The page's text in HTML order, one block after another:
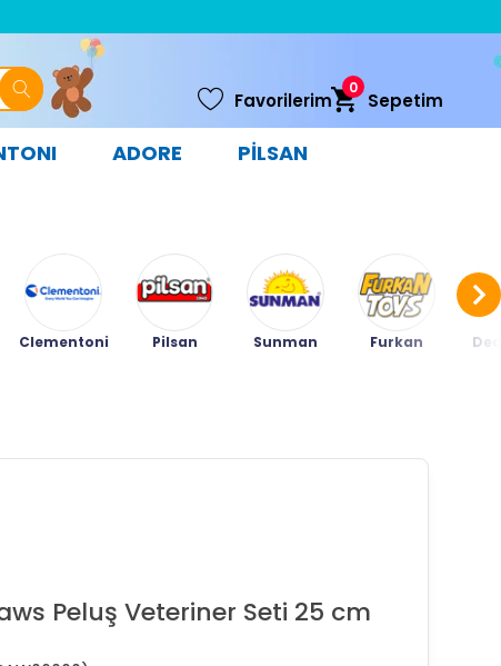
Sepetim
0
ADORE
PİLSAN
Favorilerim
Clementoni Pilsan Sunman Furkan
Peluş Veteriner Seti 25 cm